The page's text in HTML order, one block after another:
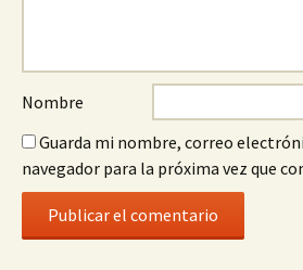
Nombre
Guarda mi nombre, correo
navegador para la próxima vez que